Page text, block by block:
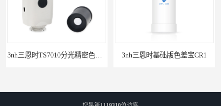
3nh三恩时基础版色差宝CR1